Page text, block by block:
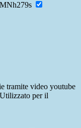
tramite video youtube
per il